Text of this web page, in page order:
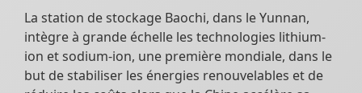
La station de stockage Baochi, dans le Yunnan,
intègre à grande échelle les technologies lithium-
ion et sodium-ion, une première mondiale, dans le
but de stabiliser les énergies renouvelables et de